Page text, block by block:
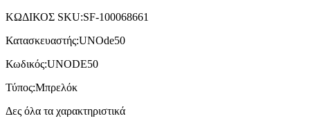
ΚΩΔΙΚΟΣ SKU:SF-100068661
Κατασκευαστής:UNOde50
Κωδικός:UNODE50
Τύπος:Μπρελόκ
Δες όλα τα χαρακτηριστικά